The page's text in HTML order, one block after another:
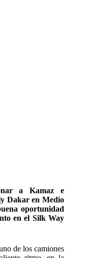
a Kamaz e
Dakar en Medio
oportunidad
en el Silk Way
de los camiones